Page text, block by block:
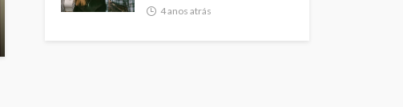
4 anos atrás